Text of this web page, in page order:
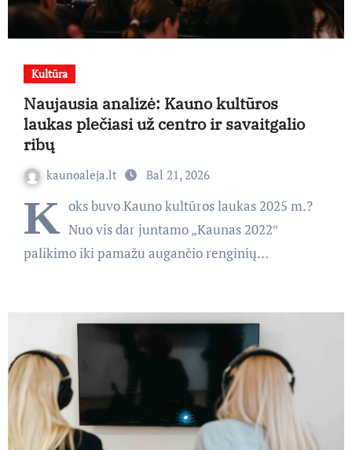
Kultūra
Naujausia analizė: Kauno kultūros
laukas plečiasi už centro ir savaitgalio
ribų
kaunoaleja.lt Bal 21, 2026
K oks buvo Kauno kultūros laukas 2025 m.?
Nuo vis dar juntamo „Kaunas 2022″
palikimo iki pamažu augančio renginių…